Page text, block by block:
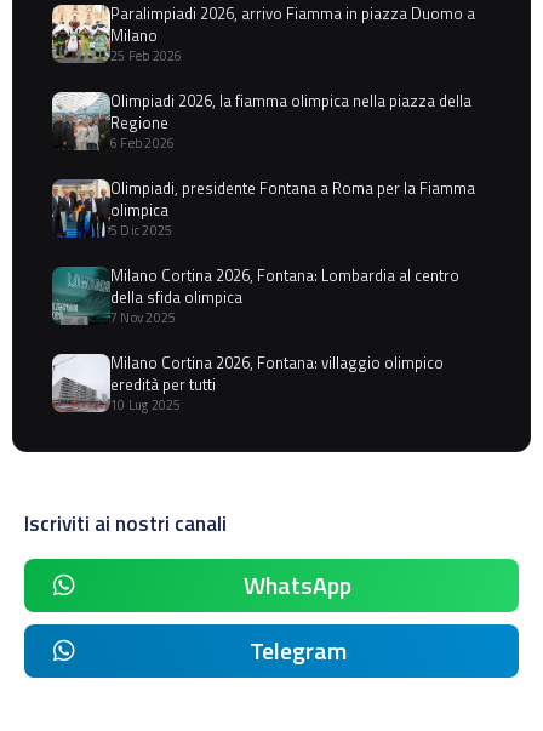
Paralimpiadi 2026, arrivo Fiamma in piazza Duomo a
Milano
25 Feb 2026
Olimpiadi 2026, la fiamma olimpica nella piazza della
Regione
6 Feb 2026
Olimpiadi, presidente Fontana a Roma per la Fiamma
olimpica
5 Dic 2025
Milano Cortina 2026, Fontana: Lombardia al centro
della sfida olimpica
7 Nov 2025
Milano Cortina 2026, Fontana: villaggio olimpico
eredità per tutti
10 Lug 2025
Iscriviti ai nostri canali
WhatsApp
Telegram